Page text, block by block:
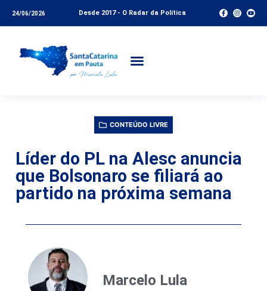
24/06/2026 Desde 2017 - O Radar da Política
CONTEÚDO LIVRE
Líder do PL na Alesc anuncia
que Bolsonaro se filiará ao
partido na próxima semana
Marcelo Lula